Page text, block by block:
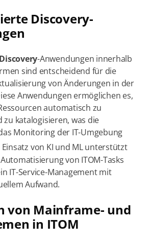
Discovery-
-Anwendungen innerhalb
sind entscheidend für die
von Änderungen in der
Anwendungen ermöglichen es,
automatisch zu
katalogisieren, was die
Monitoring der IT-Umgebung
Einsatz von KI und ML unterstützt
von ITOM-Tasks
IT-Service-Management mit
Aufwand.
von Mainframe- und
in ITOM